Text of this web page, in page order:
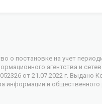
о постановке на учет
агентства и
от 21.07.2022 г. Выдано
информации и общественного